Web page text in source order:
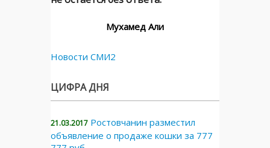
Мухамед Али
Новости СМИ2
ЦИФРА ДНЯ
21.03.2017 Ростовчанин разместил
объявление о продаже кошки за 777